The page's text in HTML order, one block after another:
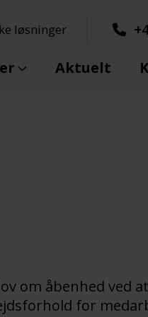
løsninger
Aktuelt
om åbenhed ved at
for